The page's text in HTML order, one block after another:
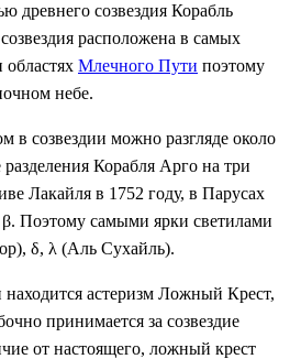
древнего созвездия Корабль
созвездия расположена в самых
Млечного Пути поэтому
небе.
в созвездии можно разгляде около
разделения Корабля Арго на три
Лакайля в 1752 году, в Парусах
β. Поэтому самыми ярки светилами
δ, λ (Аль Сухайль).
астеризм Ложный Крест,
принимается за созвездие
от настоящего, ложный крест